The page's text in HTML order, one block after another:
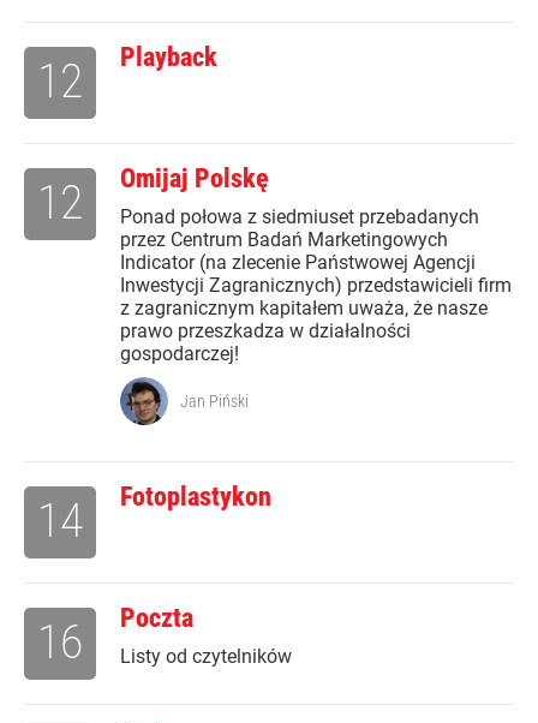
Playback
12
Omijaj Polskę
Ponad połowa z siedmiuset przebadanych
przez Centrum Badań Marketingowych
Indicator (na zlecenie Państwowej Agencji
Inwestycji Zagranicznych) przedstawicieli firm
z zagranicznym kapitałem uważa, że nasze
prawo przeszkadza w działalności
gospodarczej!
12
Jan Piński
Fotoplastykon
14
Poczta
Listy od czytelników
16